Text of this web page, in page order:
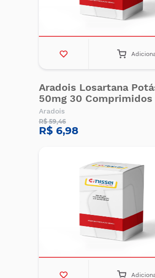
Aradois Losartana
50mg 30 Comprimidos
Aradois
R$ 59,46
R$ 6,98